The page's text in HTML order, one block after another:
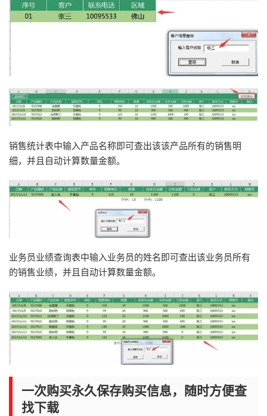
销售统计表中输入产品名称即可查出该该产品所有的销售明
细，并且自动计算数量金额。
业务员业绩查询表中输入业务员的姓名即可查出该业务员所有
的销售业绩，并且自动计算数量金额。
一次购买永久保存购买信息，随时方便查
找下载